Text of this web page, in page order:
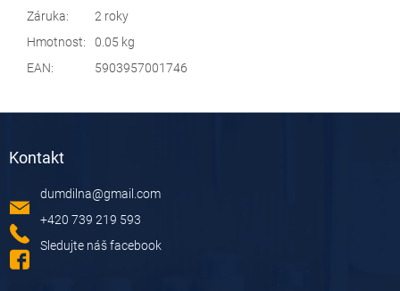
Záruka:
2 roky
Hmotnost:
0.05 kg
EAN: 5903957001746
Kontakt
dumdilna@gmail.com
+420 739 219 593
Sledujte náš facebook